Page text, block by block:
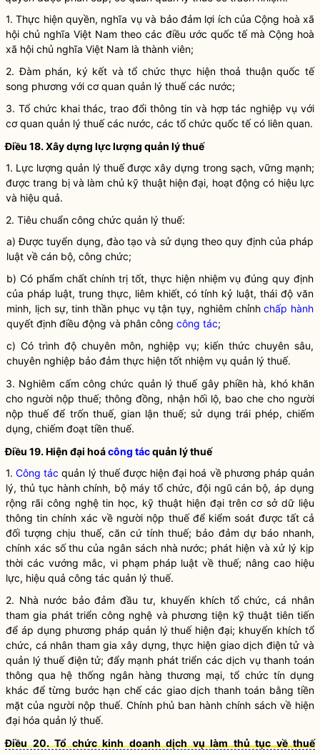
1. Thực hiện quyền, nghĩa vụ và bảo đảm lợi ích của Cộng hoà xã
hội chủ nghĩa Việt Nam theo các điều ước quốc tế mà Cộng hoà
xã hội chủ nghĩa Việt Nam là thành viên;
2. Đàm phán, ký kết và tổ chức thực hiện thoả thuận quốc tế
song phương với cơ quan quản lý thuế các nước;
3. Tổ chức khai thác, trao đổi thông tin và hợp tác nghiệp vụ với
cơ quan quản lý thuế các nước, các tổ chức quốc tế có liên quan.
Điều 18. Xây dựng lực lượng quản lý thuế
1. Lực lượng quản lý thuế được xây dựng trong sạch, vững mạnh;
được trang bị và làm chủ kỹ thuật hiện đại, hoạt động có hiệu lực
và hiệu quả.
2. Tiêu chuẩn công chức quản lý thuế:
a) Được tuyển dụng, đào tạo và sử dụng theo quy định của pháp
luật về cán bộ, công chức;
b) Có phẩm chất chính trị tốt, thực hiện nhiệm vụ đúng quy định
của pháp luật, trung thực, liêm khiết, có tính kỷ luật, thái độ văn
minh, lịch sự, tinh thần phục vụ tận tụy, nghiêm chỉnhchấp hành
quyết định điều động và phân công công tác;
c) Có trình độ chuyên môn, nghiệp vụ; kiến thức chuyên sâu,
chuyên nghiệp bảo đảm thực hiện tốt nhiệm vụ quản lý thuế.
3. Nghiêm cấm công chức quản lý thuế gây phiền hà, khó khăn
cho người nộp thuế; thông đồng, nhận hối lộ, bao che cho người
nộp thuếđể trốn thuế, gian lận thuế; sử dụng trái phép, chiếm
dụng, chiếm đoạt tiền thuế.
Điều 19. Hiện đại hoácông tácquản lý thuế
1.Công tác quản lý thuế được hiện đại hoá về phương pháp quản
lý, thủ tục hành chính, bộ máy tổ chức, đội ngũ cán bộ, áp dụng
rộng rãi công nghệ tin học, kỹ thuật hiện đại trên cơ sở dữ liệu
thông tin chính xác về người nộp thuếđể kiểm soát được tất cả
đối tượng chịu thuế, căn cứ tính thuế; bảo đảm dự báo nhanh,
chính xác số thu của ngân sách nhà nước; phát hiện và xử lý kịp
thời các vướng mắc, vi phạm pháp luật về thuế; nâng cao hiệu
lực, hiệu quả công tác quản lý thuế.
2. Nhà nước bảo đảm đầu tư, khuyến khích tổ chức, cá nhân
tham gia phát triển công nghệ và phương tiện kỹ thuật tiên tiến
để áp dụng phương pháp quản lý thuế hiện đại; khuyến khích tổ
chức, cá nhân tham gia xây dựng, thực hiện giao dịch điện tử và
quản lý thuế điện tử; đẩy mạnh phát triển các dịch vụ thanh toán
thông qua hệ thống ngân hàng thương mại, tổ chức tín dụng
khác để từng bước hạn chế các giao dịch thanh toán bằng tiền
mặt của người nộp thuế. Chính phủ ban hành chính sách về hiện
đại hóa quản lý thuế.
Điều 20. Tổ chức kinh doanh dịch vụ làm thủ tục về thuế